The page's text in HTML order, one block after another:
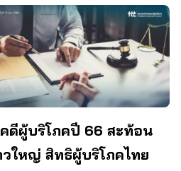
ดีผู้บริโภคปี 66 สะท้อน
วใหญ่ สิทธิผู้บริโภคไทย